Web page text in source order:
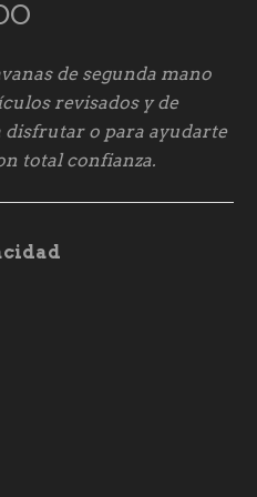
de segunda mano
revisados y de
disfrutar o para ayudarte
total confianza.